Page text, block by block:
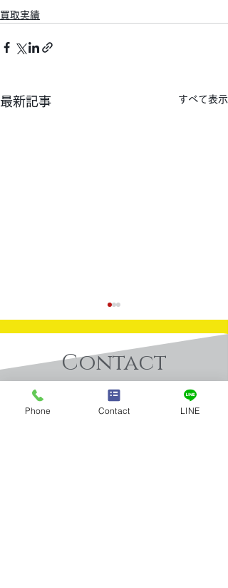
買取実績
最新記事 すべて表示
Contact
Phone Contact LINE